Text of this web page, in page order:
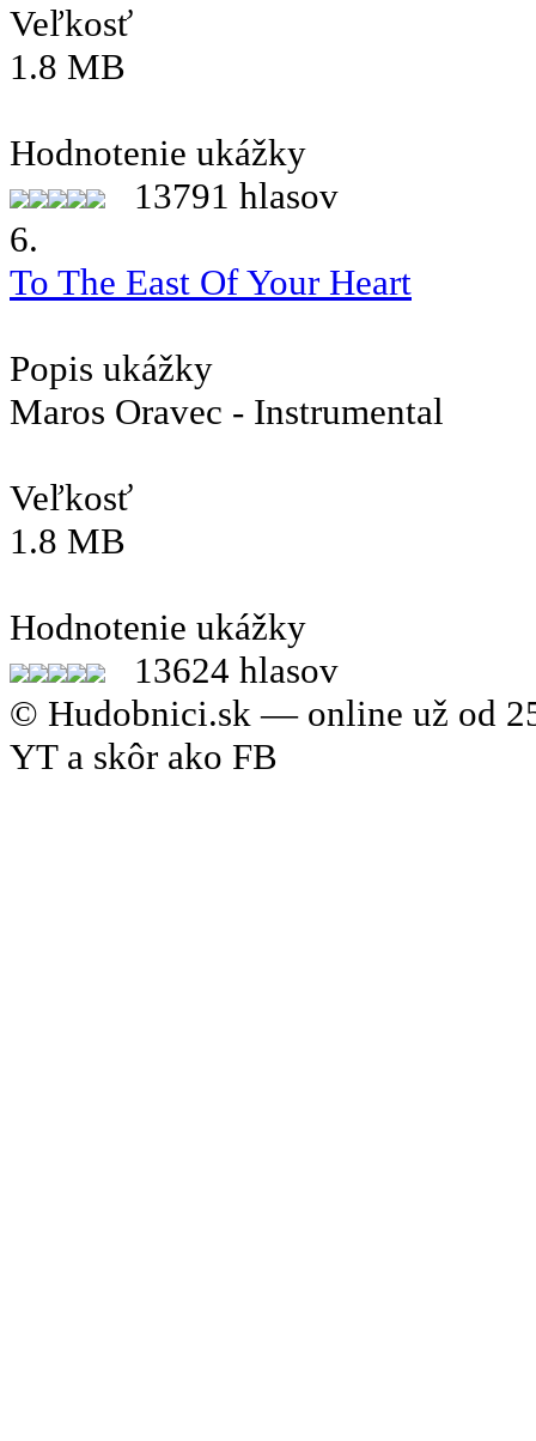
Veľkosť
1.8 MB
Hodnotenie ukážky
13791 hlasov
6.
To The East Of Your Heart
Popis ukážky
Maros Oravec - Instrumental
Veľkosť
1.8 MB
Hodnotenie ukážky
13624 hlasov
© Hudobnici.sk — online už od
YT a skôr ako FB